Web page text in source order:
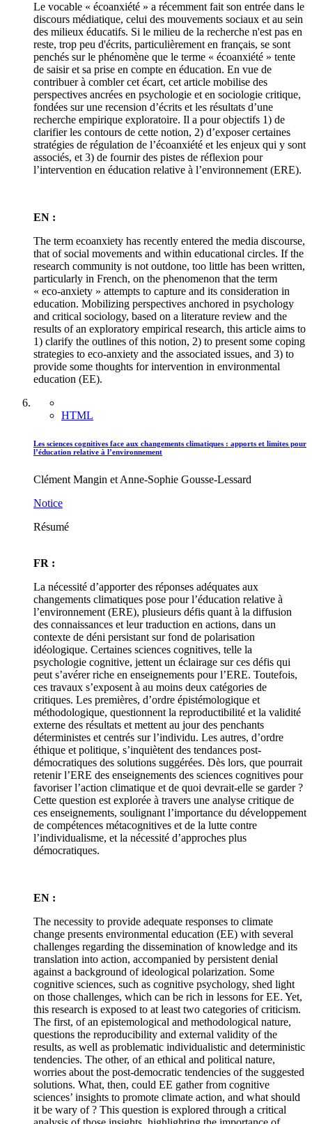
Le vocable « écoanxiété » a récemment fait son entrée dans le
discours médiatique, celui des mouvements sociaux et au sein
des milieux éducatifs. Si le milieu de la recherche n'est pas en
reste, trop peu d'écrits, particulièrement en français, se sont
penchés sur le phénomène que le terme « écoanxiété » tente
de saisir et sa prise en compte en éducation. En vue de
contribuer à combler cet écart, cet article mobilise des
perspectives ancrées en psychologie et en sociologie critique,
fondées sur une recension d’écrits et les résultats d’une
recherche empirique exploratoire. Il a pour objectifs 1) de
clarifier les contours de cette notion, 2) d’exposer certaines
stratégies de régulation de l’écoanxiété et les enjeux qui y sont
associés, et 3) de fournir des pistes de réflexion pour
l’intervention en éducation relative à l’environnement (ERE).
EN :
The term ecoanxiety has recently entered the media discourse,
that of social movements and within educational circles. If the
research community is not outdone, too little has been written,
particularly in French, on the phenomenon that the term
« eco-anxiety » attempts to capture and its consideration in
education. Mobilizing perspectives anchored in psychology
and critical sociology, based on a literature review and the
results of an exploratory empirical research, this article aims to
1) clarify the outlines of this notion, 2) to present some coping
strategies to eco-anxiety and the associated issues, and 3) to
provide some thoughts for intervention in environmental
education (EE).
HTML
Les sciences cognitives face aux changements climatiques : apports et limites pour
l’éducation relative à l’environnement
Clément Mangin et Anne-Sophie Gousse-Lessard
Notice
Résumé
FR :
La nécessité d’apporter des réponses adéquates aux
changements climatiques pose pour l’éducation relative à
l’environnement (ERE), plusieurs défis quant à la diffusion
des connaissances et leur traduction en actions, dans un
contexte de déni persistant sur fond de polarisation
idéologique. Certaines sciences cognitives, telle la
psychologie cognitive, jettent un éclairage sur ces défis qui
peut s’avérer riche en enseignements pour l’ERE. Toutefois,
ces travaux s’exposent à au moins deux catégories de
critiques. Les premières, d’ordre épistémologique et
méthodologique, questionnent la reproductibilité et la validité
externe des résultats et mettent au jour des penchants
déterministes et centrés sur l’individu. Les autres, d’ordre
éthique et politique, s’inquiètent des tendances post-
démocratiques des solutions suggérées. Dès lors, que pourrait
retenir l’ERE des enseignements des sciences cognitives pour
favoriser l’action climatique et de quoi devrait-elle se garder ?
Cette question est explorée à travers une analyse critique de
ces enseignements, soulignant l’importance du développement
de compétences métacognitives et de la lutte contre
l’individualisme, et la nécessité d’approches plus
démocratiques.
EN :
The necessity to provide adequate responses to climate
change presents environmental education (EE) with several
challenges regarding the dissemination of knowledge and its
translation into action, accompanied by persistent denial
against a background of ideological polarization. Some
cognitive sciences, such as cognitive psychology, shed light
on those challenges, which can be rich in lessons for EE. Yet,
this research is exposed to at least two categories of criticism.
The first, of an epistemological and methodological nature,
questions the reproducibility and external validity of the
results, as well as problematic individualistic and deterministic
tendencies. The other, of an ethical and political nature,
worries about the post-democratic tendencies of the suggested
solutions. What, then, could EE gather from cognitive
sciences’ insights to promote climate action, and what should
it be wary of ? This question is explored through a critical